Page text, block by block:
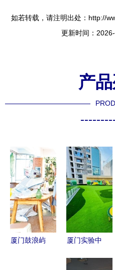
如若转载，请注明出处：http://
更新时间：
产
厦门鼓浪屿
厦门实验中